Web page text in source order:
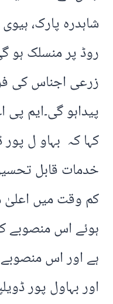
شاہدرہ پارک،
روڈ پر منسلک
زرعی اجناس کی
پیداہو گی۔ایم
کہا کہ بہاو ل
خدمات قابل
کم وقت میں اعلیٰ
ہے اور اس منصوبے
اور بہاول پور